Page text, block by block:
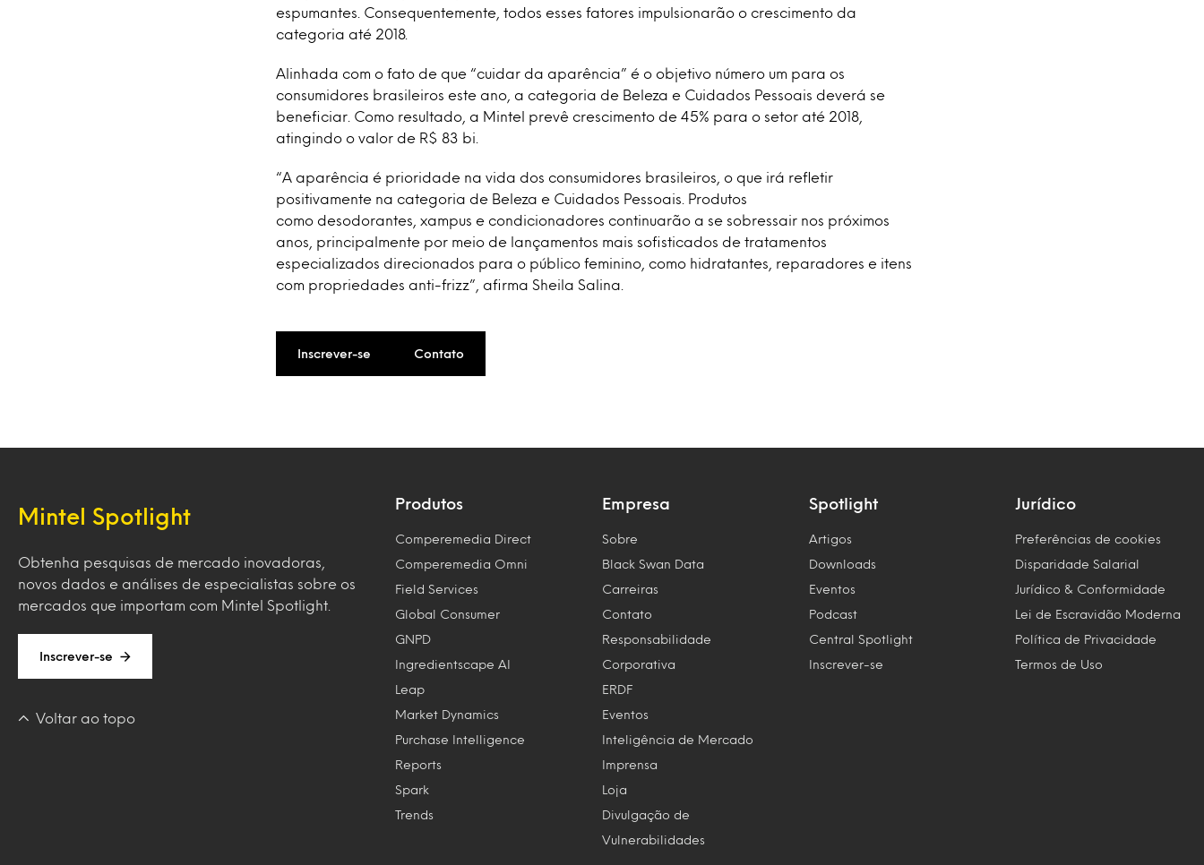
espumantes. Consequentemente, todos esses fatores impulsionarão o crescimento da
categoria até 2018.
Alinhada com o fato de que “cuidar da aparência” é o objetivo número um para os
consumidores brasileiros este ano, a categoria de Beleza e Cuidados Pessoais deverá se
beneficiar. Como resultado, a Mintel prevê crescimento de 45% para o setor até 2018,
atingindo o valor de R$ 83 bi.
“A aparência é prioridade na vida dos consumidores brasileiros, o que irá refletir
positivamente na categoria de Beleza e Cuidados Pessoais. Produtos
como desodorantes, xampus e condicionadores continuarão a se sobressair nos próximos
anos, principalmente por meio de lançamentos mais sofisticados de tratamentos
especializados direcionados para o público feminino, como hidratantes, reparadores e itens
com propriedades anti-frizz”, afirma Sheila Salina.
Inscrever-se Contato
Mintel Spotlight
Obtenha pesquisas de mercado inovadoras,
novos dados e análises de especialistas sobre os
mercados que importam com Mintel Spotlight.
Inscrever-se
Voltar ao topo
Produtos
Comperemedia Direct
Comperemedia Omni
Field Services
Global Consumer
GNPD
Ingredientscape AI
Leap
Market Dynamics
Purchase Intelligence
Reports
Spark
Trends
Empresa
Sobre
Black Swan Data
Carreiras
Contato
Responsabilidade
Corporativa
ERDF
Eventos
Inteligência de Mercado
Imprensa
Loja
Divulgação de
Vulnerabilidades
Spotlight
Artigos
Downloads
Eventos
Podcast
Central Spotlight
Inscrever-se
Jurídico
Preferências de cookies
Disparidade Salarial
Jurídico & Conformidade
Lei de Escravidão Moderna
Política de Privacidade
Termos de Uso